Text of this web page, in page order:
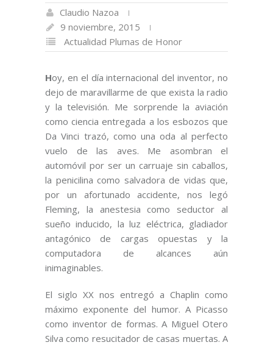
Claudio Nazoa
9 noviembre, 2015
Actualidad Plumas de Honor
Hoy, en el día internacional del inventor, no
dejo de maravillarme de que exista la radio
y la televisión. Me sorprende la aviación
como ciencia entregada a los esbozos que
Da Vinci trazó, como una oda al perfecto
vuelo de las aves. Me asombran el
automóvil por ser un carruaje sin caballos,
la penicilina como salvadora de vidas que,
por un afortunado accidente, nos legó
Fleming, la anestesia como seductor al
sueño inducido, la luz eléctrica, gladiador
antagónico de cargas opuestas y la
computadora de alcances aún
inimaginables.
El siglo XX nos entregó a Chaplin como
máximo exponente del humor. A Picasso
como inventor de formas. A Miguel Otero
Silva como resucitador de casas muertas. A